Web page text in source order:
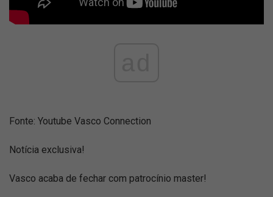
Fonte: Youtube Vasco Connection
Notícia exclusiva!
Vasco acaba de fechar com patrocínio master!